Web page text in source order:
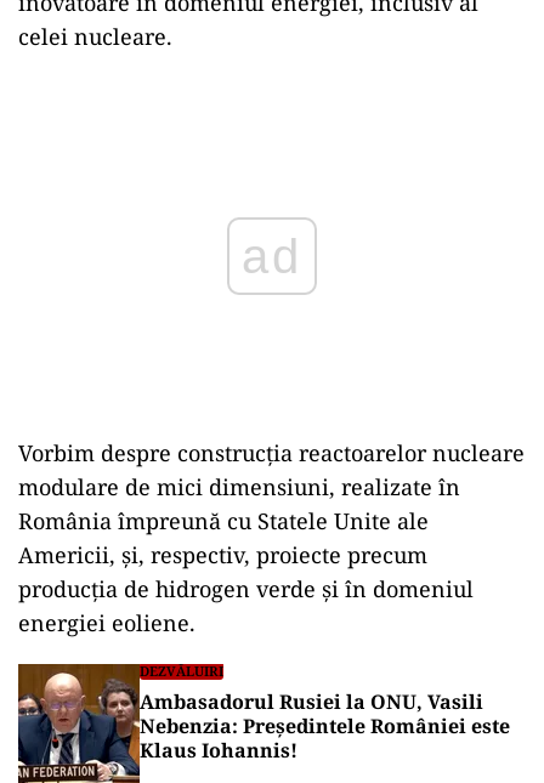
celei nucleare.
Vorbim despre construcția reactoarelor nucleare
modulare de mici dimensiuni, realizate în
România împreună cu Statele Unite ale
Americii, și, respectiv, proiecte precum
producția de hidrogen verde și în domeniul
energiei eoliene.
DEZVĂLUIRI
Ambasadorul Rusiei la ONU, Vasili
Nebenzia: Președintele României este
Klaus Iohannis!